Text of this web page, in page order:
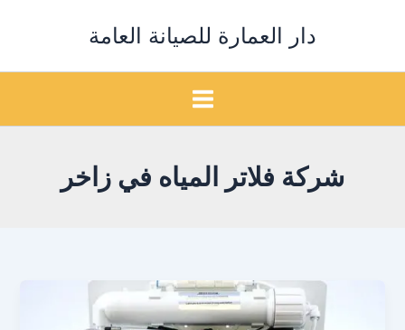
دار العمارة للصيانة العامة
شركة فلاتر المياه في زاخر